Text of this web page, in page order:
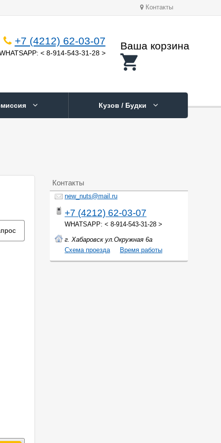
Контакты
+7 (4212) 62-03-07
< 8-914-543-31-28 >
Ваша корзина
Кузов / Будки
Контакты
new_nuts@mail.ru
+7 (4212) 62-03-07
WHATSAPP: < 8-914-543-31-28 >
г. Хабаровск ул.Окружная 6а
Cхема проезда
Время работы